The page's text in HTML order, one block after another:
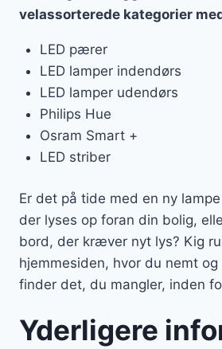
velassorterede kategorier
LED pærer
LED lamper indendørs
LED lamper udendørs
Philips Hue
Osram Smart +
LED striber
Er det på tide med en ny
der lyses op foran din bolig,
bord, der kræver nyt lys? Kig
hjemmesiden, hvor du nemt
finder det, du mangler, inden
Yderligere